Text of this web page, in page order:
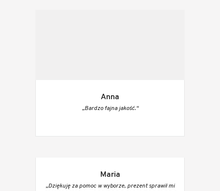
Anna
„Bardzo fajna jakość.“
Maria
„Dziękuję za pomoc w wyborze, prezent sprawił mi